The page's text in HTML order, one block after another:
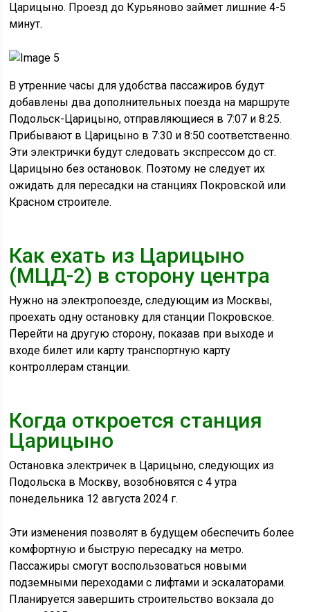
Царицыно. Проезд до Курьяново займет лишние 4-5
минут.
В утренние часы для удобства пассажиров будут
добавлены два дополнительных поезда на маршруте
Подольск-Царицыно, отправляющиеся в 7:07 и 8:25.
Прибывают в Царицыно в 7:30 и 8:50 соответственно.
Эти электрички будут следовать экспрессом до ст.
Царицыно без остановок. Поэтому не следует их
ожидать для пересадки на станциях Покровской или
Красном строителе.
Как ехать из Царицыно
(МЦД-2) в сторону центра
Нужно на электропоезде, следующим из Москвы,
проехать одну остановку для станции Покровское.
Перейти на другую сторону, показав при выходе и
входе билет или карту транспортную карту
контроллерам станции.
Когда откроется станция
Царицыно
Остановка электричек в Царицыно, следующих из
Подольска в Москву, возобновятся с 4 утра
понедельника 12 августа 2024 г.
Эти изменения позволят в будущем обеспечить более
комфортную и быструю пересадку на метро.
Пассажиры смогут воспользоваться новыми
подземными переходами с лифтами и эскалаторами.
Планируется завершить строительство вокзала до